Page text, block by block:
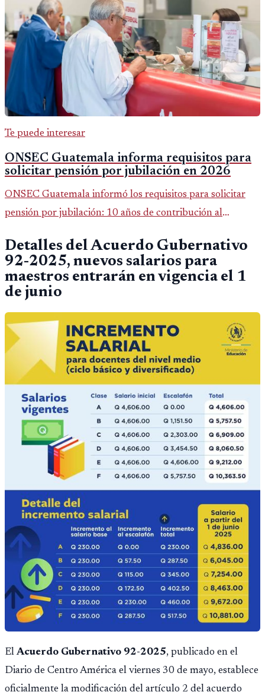
Te puede interesar
ONSEC Guatemala informa requisitos para
solicitar pensión por jubilación en 2026
ONSEC Guatemala informó los requisitos para solicitar
pensión por jubilación: 10 años de contribución al
importar edad.
Detalles del Acuerdo Gubernativo
92-2025, nuevos salarios para
maestros entrarán en vigencia el 1
de junio
ElAcuerdo Gubernativo 92-2025, publicado en el
Diario de Centro América el viernes 30 de mayo, establece
oficialmente la modificación del artículo 2 del acuerdo